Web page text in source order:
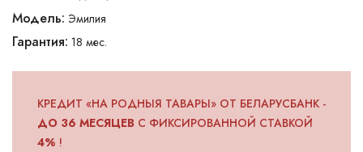
Модель: Эмилия
Гарантия: 18 мес.
КРЕДИТ «НА РОДНЫЯ ТАВАРЫ» ОТ БЕЛАРУСБАНК -
ДО 36 МЕСЯЦЕВ С ФИКСИРОВАННОЙ СТАВКОЙ
4% !